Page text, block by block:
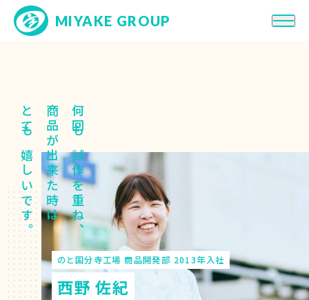
MIYAKE GROUP
求める人物像
働き方・制度
人・職種を知る
先輩社員インタビュー
高校卒ENTRY!
大学・短大/専門卒ENTRY!
のと国分寺工場 商品開発部 2013年入社
西野 佐紀
何回も試作を重ね、
商品が出来た時は
とても嬉しいです。